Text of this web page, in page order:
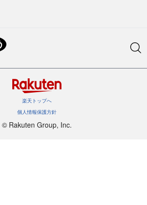
楽天トップへ
個人情報保護方針
©︎ Rakuten Group, Inc.